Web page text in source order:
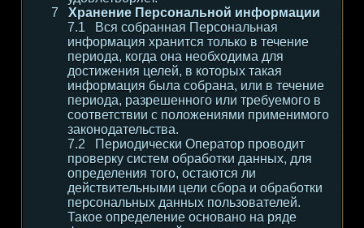
Хранение Персональной информации
Вся собранная Персональная
информация хранится только в течение
периода, когда она необходима для
достижения целей, в которых такая
информация была собрана, или в течение
периода, разрешенного или требуемого в
соответствии с положениями применимого
законодательства.
Периодически Оператор проводит
проверку систем обработки данных, для
определения того, остаются ли
действительными цели сбора и обработки
персональных данных пользователей.
Такое определение основано на ряде